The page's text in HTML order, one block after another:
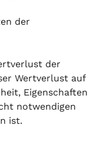
der
der
Wertverlust auf
Eigenschaften
notwendigen
ist.